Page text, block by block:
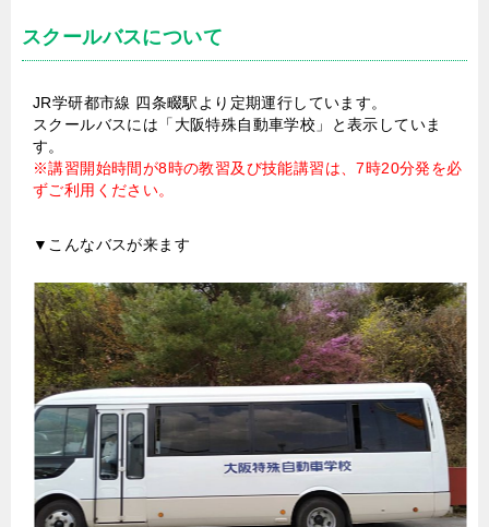
スクールバスについて
JR学研都市線 四条畷駅より定期運行しています。
スクールバスには「大阪特殊自動車学校」と表示していま
す。
※講習開始時間が8時の教習及び技能講習は、7時20分発を必
ずご利用ください。
▼こんなバスが来ます